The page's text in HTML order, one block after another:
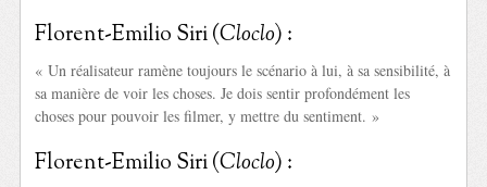
Florent-Emilio Siri (Cloclo) :
« Un réalisateur ramène toujours le scénario à lui, à sa sensibilité, à
sa manière de voir les choses. Je dois sentir profondément les
choses pour pouvoir les filmer, y mettre du sentiment. »
Florent-Emilio Siri (Cloclo) :